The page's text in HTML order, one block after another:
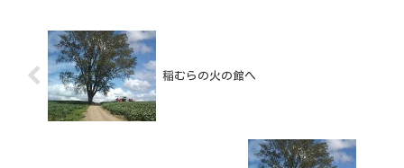
稲むらの火の館へ